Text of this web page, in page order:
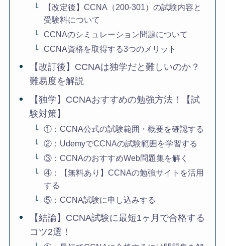
【改定後】CCNA（200-301）の試験内容と
受験料について
CCNAのシミュレーション問題について
CCNA資格を取得する3つのメリット
【改訂後】CCNAは独学だと難しいのか？
難易度を解説
【独学】CCNAおすすめの勉強方法！【試
験対策】
①：CCNA公式の試験範囲・概要を確認する
②：UdemyでCCNAの試験範囲を学習する
③：CCNAのおすすめWeb問題集を解く
④：【無料あり】CCNAの勉強サイトを活用
する
⑤：CCNA試験に申し込みする
【結論】CCNA試験に最短1ヶ月で合格する
コツ2選！